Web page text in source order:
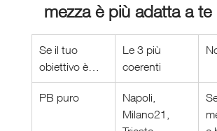
mezza è più adatta a te
Se il tuo
obiettivo è…
Le 3 più
coerenti
PB puro
Napoli,
Milano21,